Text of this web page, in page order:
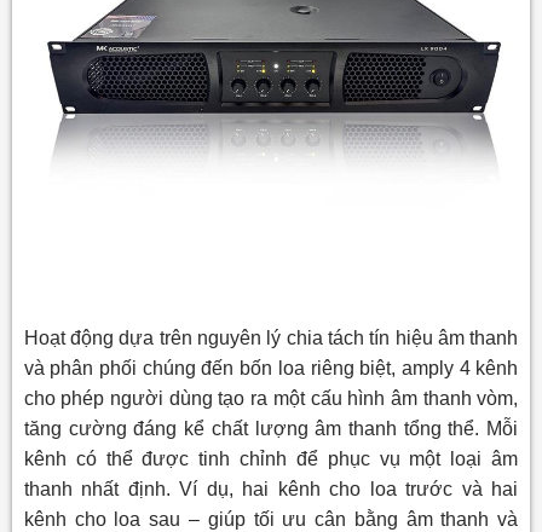
Hoạt động dựa trên nguyên lý chia tách tín hiệu âm thanh
và phân phối chúng đến bốn loa riêng biệt, amply 4 kênh
cho phép người dùng tạo ra một cấu hình âm thanh vòm,
tăng cường đáng kể chất lượng âm thanh tổng thể. Mỗi
kênh có thể được tinh chỉnh để phục vụ một loại âm
thanh nhất định. Ví dụ, hai kênh cho loa trước và hai
kênh cho loa sau – giúp tối ưu cân bằng âm thanh và